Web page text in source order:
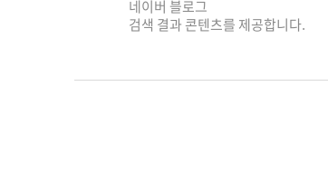
네이버 블로그
검색 결과 콘텐츠를 제공합니다.